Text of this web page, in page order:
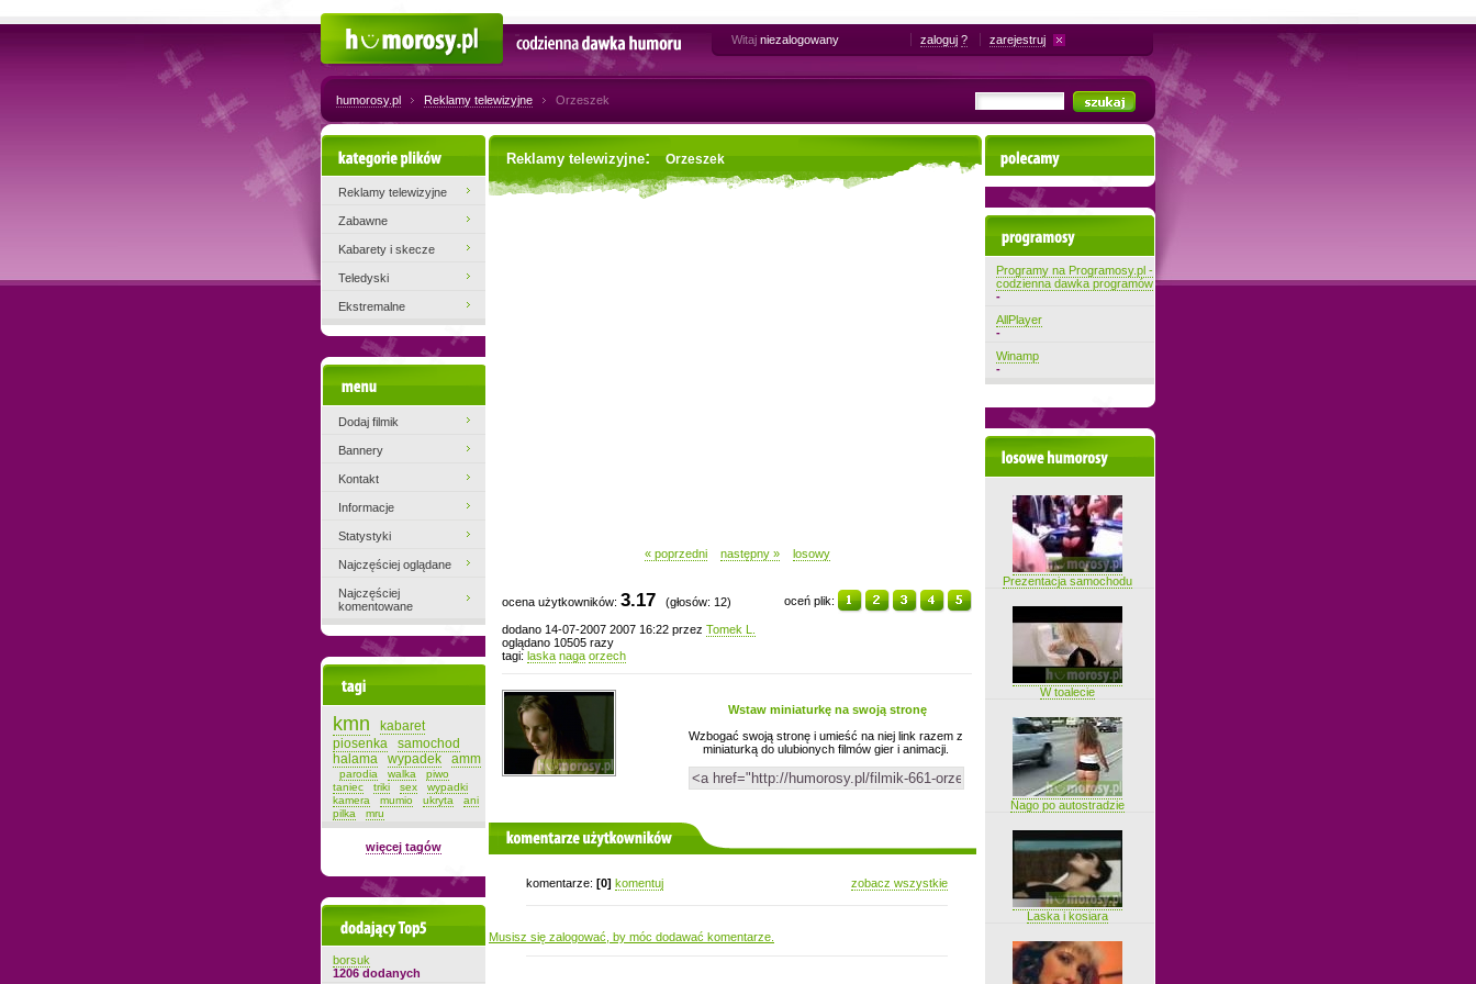
Codzienna dawka humoru
Witaj niezalogowany zaloguj ? zarejestruj
humorosy.pl Reklamy telewizyjne Orzeszek
Reklamy telewizyjne: Orzeszek
« poprzedni następny » losowy
ocena użytkowników: 3.17 (głosów: 12) oceń plik:
dodano 14-07-2007 2007 16:22 przez Tomek L.
oglądano 10505 razy
tagi: laska naga orzech
Wstaw miniaturkę na swoją stronę
Wzbogać swoją stronę i umieść na niej link razem z
miniaturką do ulubionych filmów gier i animacji.
komentarze użytkowników
komentarze: [0] komentuj zobacz wszystkie
Musisz się zalogować, by móc dodawać komentarze.
Kategorie plików
Reklamy telewizyjne
Zabawne
Kabarety i skecze
Teledyski
Ekstremalne
Dodaj filmik
Bannery
Kontakt
Informacje
Statystyki
Najczęściej oglądane
Najczęściej
komentowane
kmn
kabaret
piosenka
samochod
halama
wypadek amm
parodia walka
piwo
taniec
triki sex
wypadki
kamera
mumio ukryta
ani
pilka
mru
więcej tagów
Dodający top-5
borsuk
1206 dodanych
Polecamy
Najnowsze programy
Programy na Programosy.pl -
codzienna dawka programów
-
AllPlayer
-
Winamp
-
Losowe filmiki
Prezentacja samochodu
W toalecie
Nago po autostradzie
Laska i kosiara